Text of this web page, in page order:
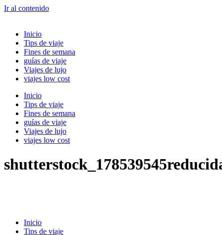
Ir al contenido
Inicio
Tips de viaje
Fines de semana
guías de viaje
Viajes de lujo
viajes low cost
Inicio
Tips de viaje
Fines de semana
guías de viaje
Viajes de lujo
viajes low cost
Inicio
Tips de viaje